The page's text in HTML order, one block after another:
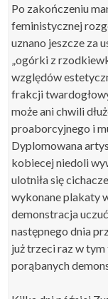
Po zakończeniu
feministycznej
uznano jeszcze za
„ogórki z
względów
frakcji
może ani chwili
proaborcyjnego i
Dyplomowana
kobiecej niedoli
ulotniła się
wykonane plakaty
demonstracja
następnego dnia
już trzeci raz w
porąbanych